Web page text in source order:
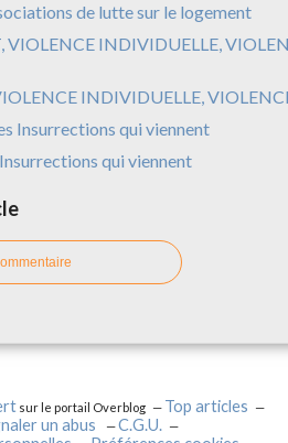
de lutte sur le logement
INDIVIDUELLE,
qui viennent
sur le portail Overblog
Top articles
un abus
C.G.U.